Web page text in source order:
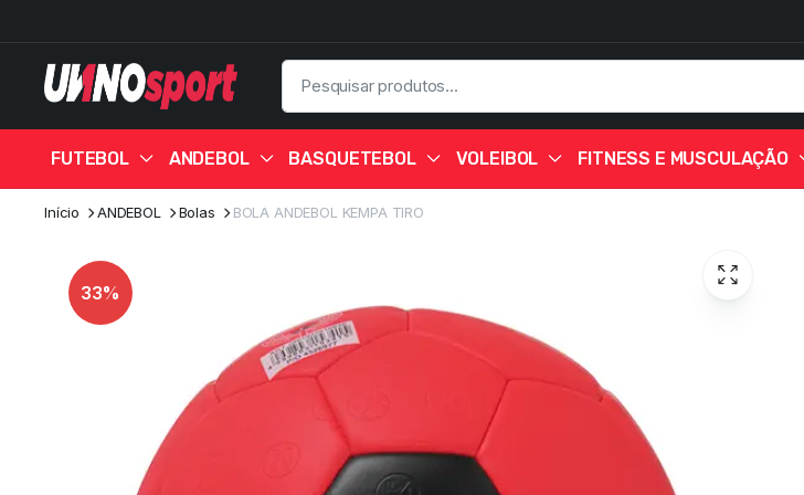
FUTEBOL ANDEBOL BASQUETEBOL VOLEIBOL FITNESS E MUSCULAÇÃO
Início ANDEBOL Bolas BOLA ANDEBOL KEMPA TIRO
33%